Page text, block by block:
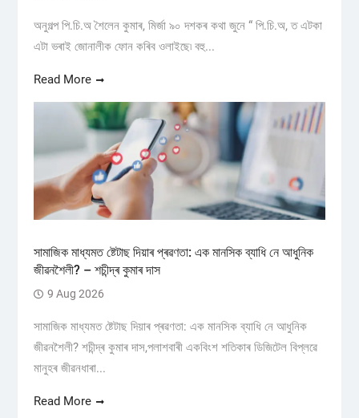
অনুগল্প পি.চি.অ শৈলেন কুমাৰ, মিৰ্জা ৯০ দশকৰ কথা জুনে “ পি.চি.অ, ত এটকা
এটা ভৰাই জোনালীক ফোন কৰিব ওলাইছে৷ বহু...
Read More
সামাজিক মাধ্যমত ষ্টেটাছ দিয়াৰ প্ৰৱণতা: এক মানসিক ব্যাধি নে আধুনিক
জীৱনশৈলী? – শচীন্দ্ৰ কুমাৰ দাস
9 Aug 2026
সামাজিক মাধ্যমত ষ্টেটাছ দিয়াৰ প্ৰৱণতা: এক মানসিক ব্যাধি নে আধুনিক
জীৱনশৈলী? শচীন্দ্ৰ কুমাৰ দাস,পলাশবাৰী একবিংশ শতিকাৰ ডিজিটেল বিপ্লৱে
মানুহৰ জীৱনধাৰা...
Read More